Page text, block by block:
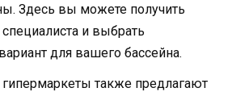
Здесь вы можете получить
и выбрать
для вашего бассейна.
также предлагают